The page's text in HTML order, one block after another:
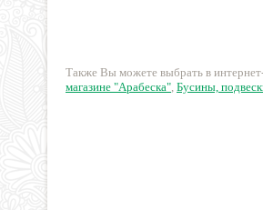
Также Вы можете выбрать в
магазине "Арабеска", Бусины,